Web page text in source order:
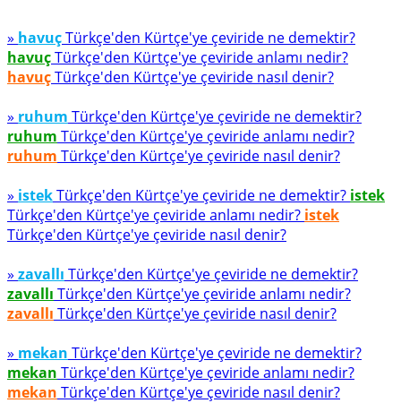
» havuçTürkçe'den Kürtçe'ye çeviride ne demektir?
havuçTürkçe'den Kürtçe'ye çeviride anlamı nedir?
havuçTürkçe'den Kürtçe'ye çeviride nasıl denir?
» ruhum Türkçe'den Kürtçe'ye çeviride ne demektir?
ruhum Türkçe'den Kürtçe'ye çeviride anlamı nedir?
ruhum Türkçe'den Kürtçe'ye çeviride nasıl denir?
» istekTürkçe'den Kürtçe'ye çeviride ne demektir? istek
Türkçe'den Kürtçe'ye çeviride anlamı nedir? istek
Türkçe'den Kürtçe'ye çeviride nasıl denir?
» zavallı Türkçe'den Kürtçe'ye çeviride ne demektir?
zavallı Türkçe'den Kürtçe'ye çeviride anlamı nedir?
zavallı Türkçe'den Kürtçe'ye çeviride nasıl denir?
» mekan Türkçe'den Kürtçe'ye çeviride ne demektir?
mekan Türkçe'den Kürtçe'ye çeviride anlamı nedir?
mekan Türkçe'den Kürtçe'ye çeviride nasıl denir?